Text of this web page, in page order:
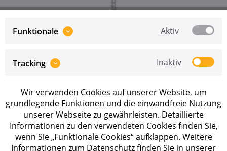
Geschäftskunde sichtbar.
Artikel-Nr.: 2004551
Beschreibung
Funktionale Aktiv
Tracking Inaktiv
Wir verwenden Cookies auf unserer Website, um
grundlegende Funktionen und die einwandfreie Nutzung
unserer Webseite zu gewährleisten. Detaillierte
Informationen zu den verwendeten Cookies finden Sie,
wenn Sie „Funktionale Cookies“ aufklappen. Weitere
Informationen zum Datenschutz finden Sie in unserer